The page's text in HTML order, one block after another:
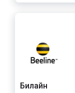
Билайн